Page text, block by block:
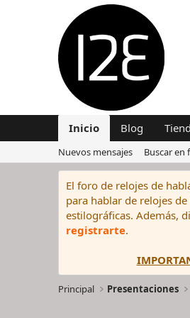
Inicio Blog
Nuevos mensajes Buscar en
El foro de relojes de
para hablar de relojes
estilográficas. Además,
registrarte.
Principal Presentaciones